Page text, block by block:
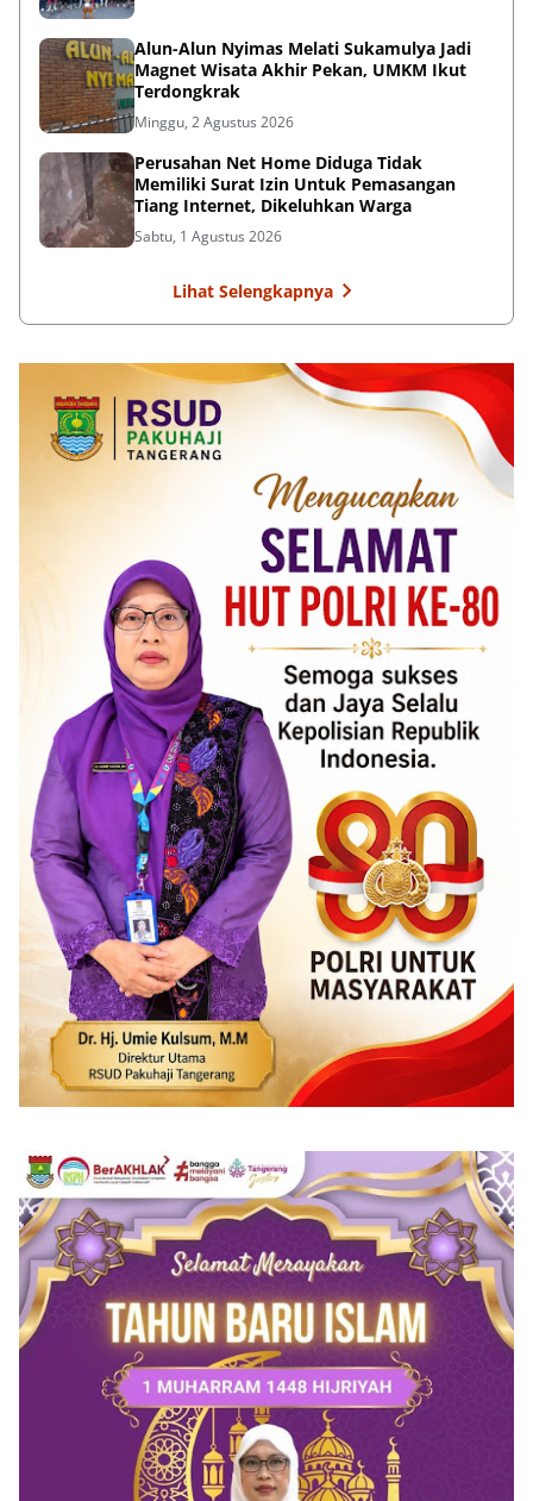
Alun-Alun Nyimas Melati Sukamulya Jadi
Magnet Wisata Akhir Pekan, UMKM Ikut
Terdongkrak
Minggu, 2 Agustus 2026
Perusahan Net Home Diduga Tidak
Memiliki Surat Izin Untuk Pemasangan
Tiang Internet, Dikeluhkan Warga
Sabtu, 1 Agustus 2026
Lihat Selengkapnya